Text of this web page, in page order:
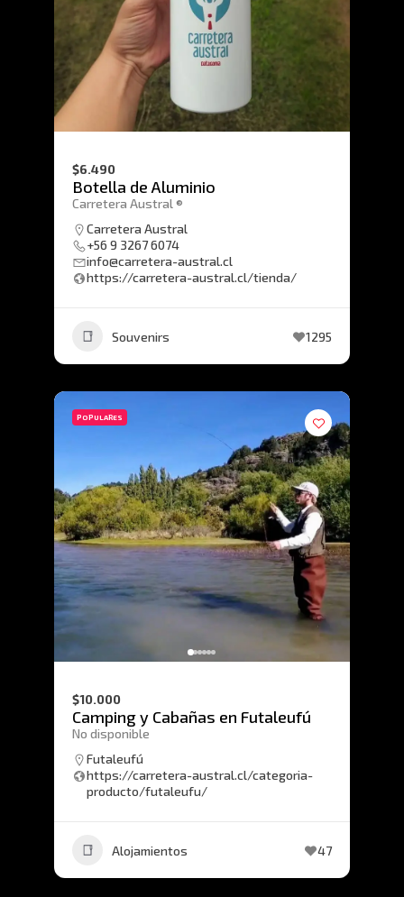
$6.490
Botella de Aluminio
Carretera Austral ®
Carretera Austral
+56 9 3267 6074
info@carretera-austral.cl
https://carretera-austral.cl/tienda/
Souvenirs 1295
POPULARES
$10.000
Camping y Cabañas en Futaleufú
No disponible
Futaleufú
https://carretera-austral.cl/categoria-
producto/futaleufu/
Alojamientos 47